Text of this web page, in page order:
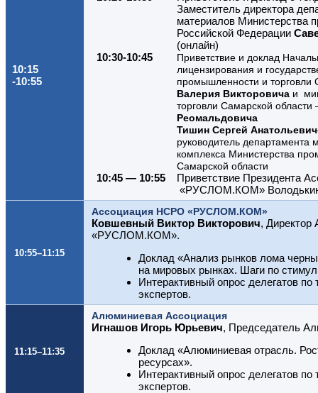
10:15
-10:55
Заместитель директора
материалов Министерства
Российской Федерации
(онлайн)
10:30-10:45
Приветствие и доклад
лицензирования и
промышленности и торговли
Валерия Викторовича и
торговли Самарской
Реомальдовича
Тишин Сергей Анатольевич
руководитель департамента
комплекса Министерства
Самарской области
10:45 — 10:55
Приветствие Президента
«РУСЛОМ.КОМ»
10:55–11:15
Ассоциация НСРО «РУСЛОМ.КОМ»
Ковшевный Виктор Викторович,
«РУСЛОМ.КОМ».
Доклад «Анализ рынков лома
на мировых рынках. Шаги по
Интерактивный опрос делегатов
экспертов.
11:15–11:35
Алюминиевая Ассоциация
Игнашов Игорь Юрьевич, Председатель
Доклад «Алюминиевая отрасль.
ресурсах».
Интерактивный опрос делегатов
экспертов.